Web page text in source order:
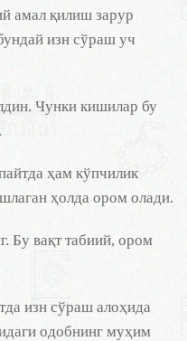
амал қилиш зарур
изн сўраш уч
Чунки кишилар бу
ҳам кўпчилик
ҳолда ором олади.
Бу вақт табиий, ором
изн сўраш алоҳида
одобнинг муҳим